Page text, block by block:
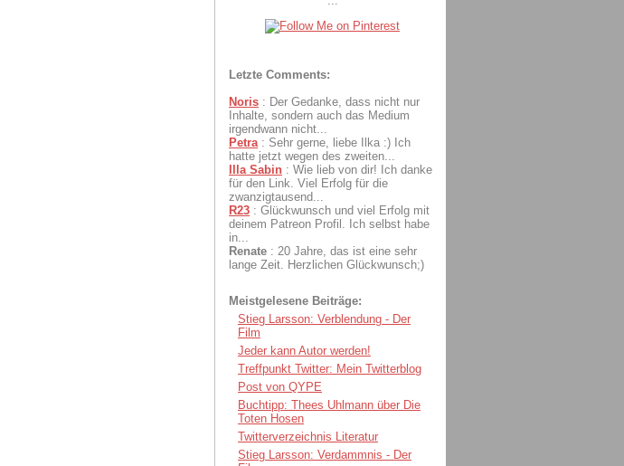
Letzte Comments:
Noris : Der Gedanke, dass nicht nur
Inhalte, sondern auch das Medium
irgendwann nicht...
Petra : Sehr gerne, liebe Ilka :) Ich
hatte jetzt wegen des zweiten...
Illa Sabin : Wie lieb von dir! Ich danke
für den Link. Viel Erfolg für die
zwanzigtausend...
R23 : Glückwunsch und viel Erfolg mit
deinem Patreon Profil. Ich selbst habe
in...
Renate : 20 Jahre, das ist eine sehr
lange Zeit. Herzlichen Glückwunsch;)
Meistgelesene Beiträge:
Stieg Larsson: Verblendung - Der
Film
Jeder kann Autor werden!
Treffpunkt Twitter: Mein Twitterblog
Post von QYPE
Buchtipp: Thees Uhlmann über Die
Toten Hosen
Twitterverzeichnis Literatur
Stieg Larsson: Verdammnis - Der